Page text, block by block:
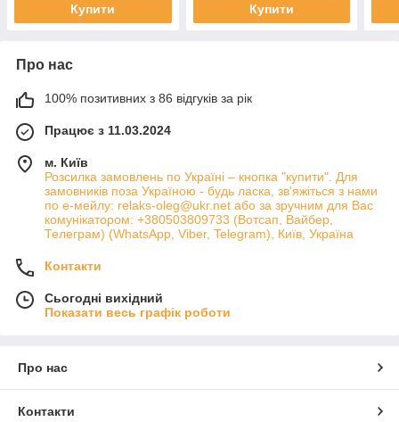
Купити Купити
Про нас
100% позитивних з 86 відгуків за рік
Працює з 11.03.2024
м. Київ
Розсилка замовлень по Україні – кнопка "купити". Для
замовників поза Україною - будь ласка, зв'яжіться з нами
по е-мейлу: relaks-oleg@ukr.net або за зручним для Вас
комунікатором: +380503809733 (Вотсап, Вайбер,
Телеграм) (WhatsApp, Viber, Telegram), Київ, Україна
Контакти
Сьогодні вихідний
Показати весь графік роботи
Про нас
Контакти